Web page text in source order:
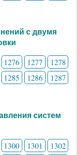
с двумя
1276 1277
1278
1285 1286
1287
систем
1300 1301
1302